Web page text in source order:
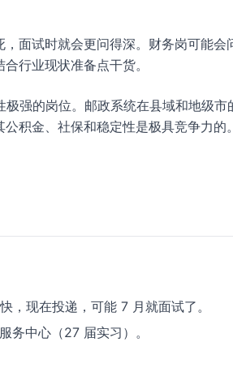
面试时就会更问得深。财务岗可能会
行业现状准备点干货。
强的岗位。邮政系统在县域和地级市
积金、社保和稳定性是极具竞争力的
，现在投递，可能 7 月就面试了。
务中心（27 届实习）。